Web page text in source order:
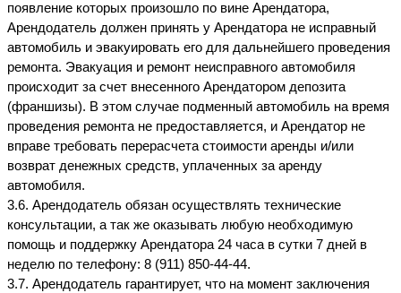
появление которых произошло по вине Арендатора,
Арендодатель должен принять у Арендатора не исправный
автомобиль и эвакуировать его для дальнейшего проведения
ремонта. Эвакуация и ремонт неисправного автомобиля
происходит за счет внесенного Арендатором депозита
(франшизы). В этом случае подменный автомобиль на время
проведения ремонта не предоставляется, и Арендатор не
вправе требовать перерасчета стоимости аренды и/или
возврат денежных средств, уплаченных за аренду
автомобиля.
3.6. Арендодатель обязан осуществлять технические
консультации, а так же оказывать любую необходимую
помощь и поддержку Арендатора 24 часа в сутки 7 дней в
неделю по телефону: 8 (911) 850-44-44.
3.7. Арендодатель гарантирует, что на момент заключения